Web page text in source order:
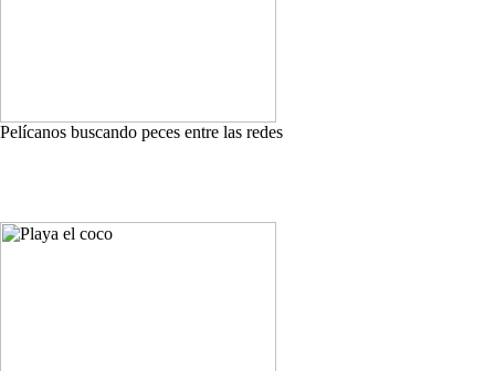
Pelícanos buscando peces entre las redes